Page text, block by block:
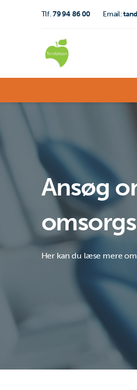
Tlf.79 94 86 00 Email:
Ansøg
Her kan du læse mere